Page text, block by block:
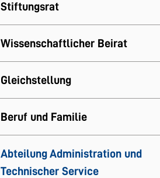
Stiftungsrat
Wissenschaftlicher Beirat
Gleichstellung
Beruf und Familie
Abteilung Administration und
Technischer Service